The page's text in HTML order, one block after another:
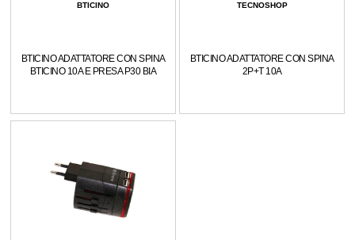
BTICINO
BTICINO ADATTATORE CON SPINA
BTICINO 10A E PRESA P30 BIA
TECNOSHOP
BTICINO ADATTATORE CON SPINA
2P+T 10A